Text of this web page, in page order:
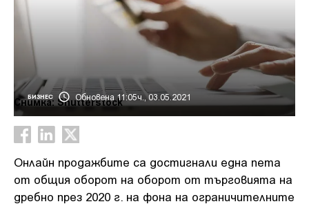
БИЗНЕС Обновена 11:05ч., 03.05.2021
Снимка: Shutterstock
Онлайн продажбите са достигнали една пета
от общия оборот на оборот от търговията на
дребно през 2020 г. на фона на ограничителните